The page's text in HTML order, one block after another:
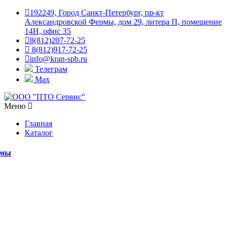
192249, Город Санкт-Петербург, пр-кт
Александровской Фермы, дом 29, литера П, помещение
14Н, офис 35
8(812)207-72-25
8(812)917-72-25
info@kran-spb.ru
Телеграм
Max
Меню
Главная
Каталог